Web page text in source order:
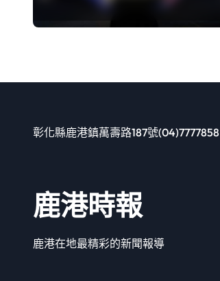
彰化縣鹿港鎮萬壽路187號(04)7777858
鹿港時報
鹿港在地最精彩的新聞報導